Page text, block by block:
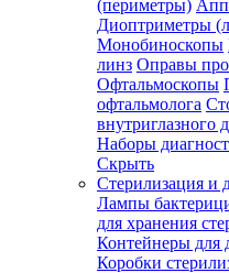
(периметры)
Диоптриметры
Монобиноскопы
линз Оправы
Офтальмоскопы
офтальмолога
внутриглазного
Наборы
Скрыть
Стерилизация и
Лампы
для хранения
Контейнеры для
Коробки